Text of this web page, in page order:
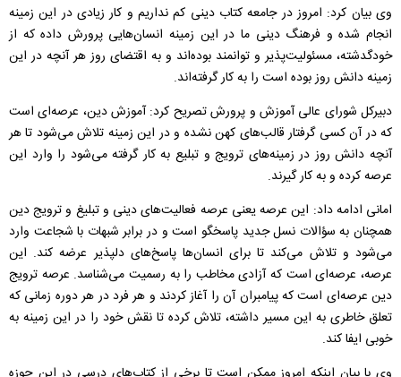
وی بیان کرد: امروز در جامعه کتاب دینی کم نداریم و کار زیادی در این زمینه
انجام شده و فرهنگ دینی ما در این زمینه انسان‌هایی پرورش داده که از
خودگدشته، مسئولیت‌پذیر و توانمند بوده‌اند و به اقتضای روز هر آنچه در این
زمینه دانش روز بوده است را به کار گرفته‌اند.
دبیرکل شورای عالی آموزش و پرورش تصریح کرد: آموزش دین، عرصه‌ای است
که در آن کسی گرفتار قالب‌های کهن نشده و در این زمینه تلاش می‌شود تا هر
آنچه دانش روز در زمینه‌های ترویج و تبلیع به کار گرفته می‌شود را وارد این
عرصه کرده و به کار گیرند.
امانی ادامه داد: این عرصه یعنی عرصه فعالیت‌های دینی و تبلیغ و ترویج دین
همچنان به سؤالات نسل جدید پاسخگو است و در برابر شبهات با شجاعت وارد
می‌شود و تلاش می‌کند تا برای انسان‌ها پاسخ‌های دلپذیر عرضه کند. این
عرصه، عرصه‌ای است که آزادی مخاطب را به رسمیت می‌شناسد. عرصه ترویج
دین عرصه‌ای است که پیامبران آن را آغاز کردند و هر فرد در هر دوره زمانی که
تعلق خاطری به این مسیر داشته، تلاش کرده تا نقش خود را در این زمینه به
خوبی ایفا کند.